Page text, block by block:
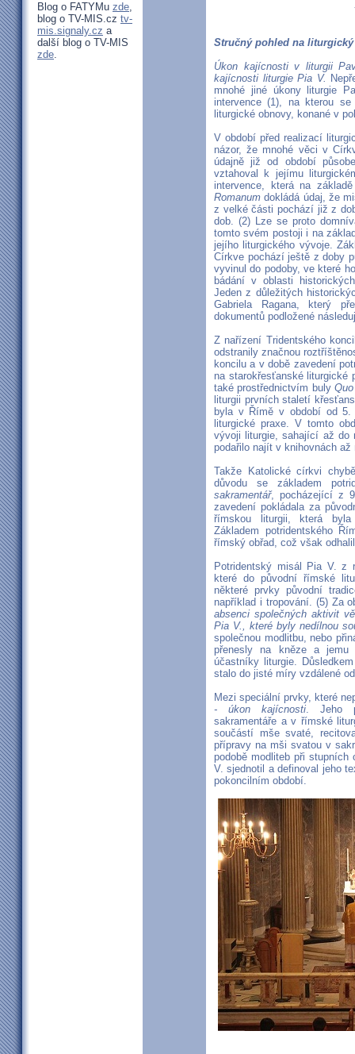
Blog o FATYMu zde,
blog o TV-MIS.cz tv-
mis.signaly.cz a
další blog o TV-MIS
zde.
Stručný pohled na
Úkon kajícnosti v liturgii
kajícnosti liturgie Pia V.
mnohé jiné úkony liturgie
intervence (1), na kterou
liturgické obnovy, konané v
V období před realizací
názor, že mnohé věci v
údajně již od období
vztahoval k jejímu
intervence, která na
Romanum dokládá údaj, že
z velké části pochází již z
dob. (2) Lze se proto
tomto svém postoji i na
jejího liturgického vývoje.
Církve pochází ještě z doby
vyvinul do podoby, ve které
bádání v oblasti
Jeden z důležitých
Gabriela Ragana, který
dokumentů podložené
Z nařízení Tridentského
odstranily značnou
koncilu a v době zavedení
na starokřesťanské liturgické
také prostřednictvím buly
liturgii prvních staletí
byla v Římě v období od
liturgické praxe. V tomto
vývoji liturgie, sahající až do
podařilo najít v knihovnách až
Takže Katolické církvi
důvodu se základem
sakramentář, pocházející z
zavedení pokládala za
římskou liturgii, která byla
Základem potridentského
římský obřad, což však
Potridentský misál Pia V. z
které do původní římské
některé prvky původní
například i tropování. (5) Za
absenci společných aktivit
Pia V., které byly nedílnou
společnou modlitbu, nebo
přenesly na kněze a
účastníky liturgie.
stalo do jisté míry vzdálené
Mezi speciální prvky, které
- úkon kajícnosti. Jeho
sakramentáře a v římské
součástí mše svaté,
přípravy na mši svatou v
podobě modliteb při
V. sjednotil a definoval jeho
pokoncilním období.